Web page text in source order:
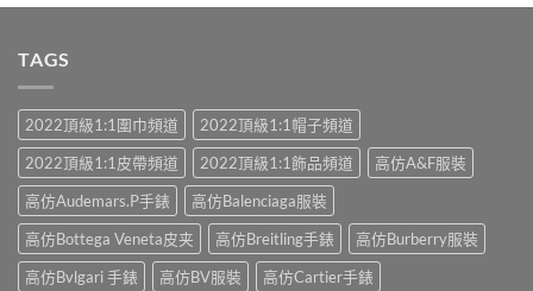
TAGS
2022頂級1:1圍巾頻道
2022頂級1:1帽子頻道
2022頂級1:1皮帶頻道
2022頂級1:1飾品頻道
高仿A&F服裝
高仿Audemars.P手錶
高仿Balenciaga服裝
高仿Bottega Veneta皮夹
高仿Breitling手錶
高仿Burberry服裝
高仿Bvlgari 手錶
高仿BV服裝
高仿Cartier手錶